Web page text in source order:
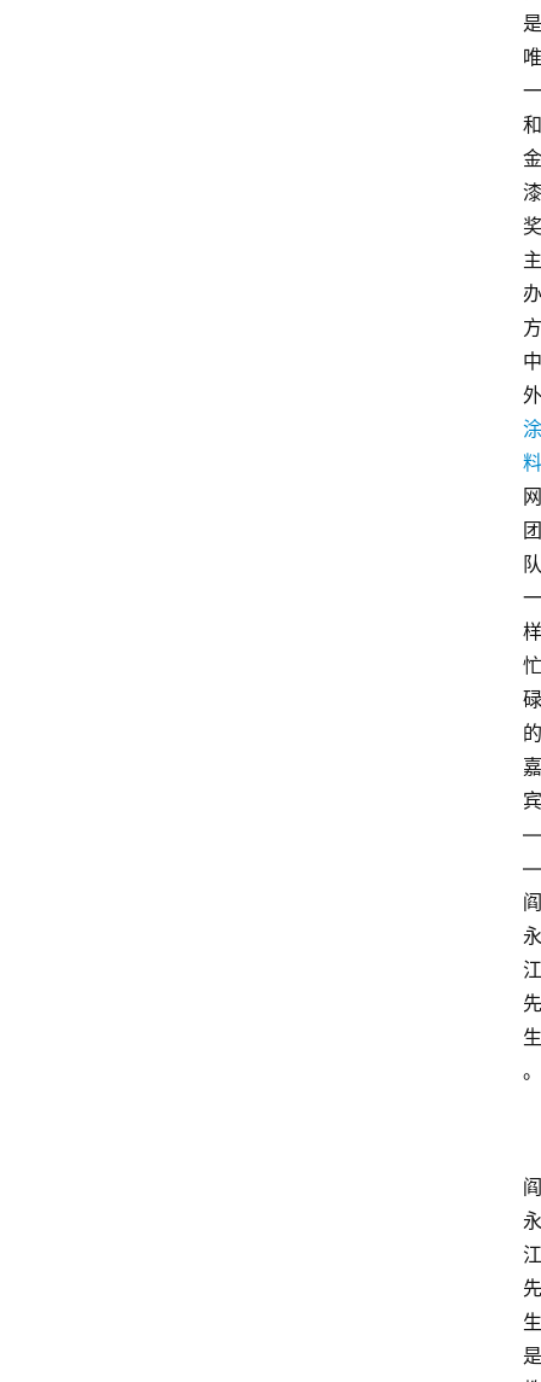
是
唯
一
和
金
漆
奖
主
办
方
中
外
涂
料
网
团
队
一
样
忙
碌
的
嘉
宾
—
—
阎
永
江
先
生
。
阎
永
江
先
生
是